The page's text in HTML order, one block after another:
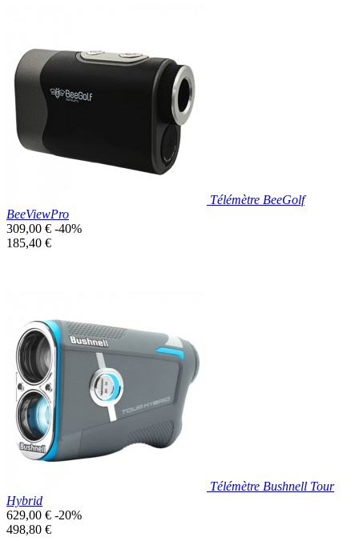
Télémètre BeeGolf
BeeViewPro
Prix
de
309,00 € -40%
Prix
185,40 €
Aperçu rapide
Télémètre Bushnell Tour
Hybrid
Prix
de
629,00 € -20%
Prix
498,80 €